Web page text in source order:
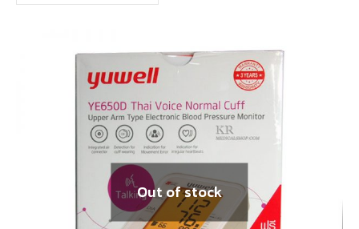
Out of stock